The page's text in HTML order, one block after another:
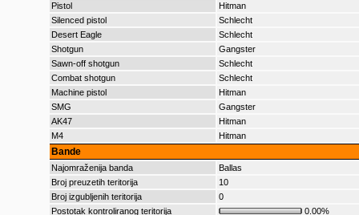
Pistol
Hitman
Silenced pistol
Schlecht
Desert Eagle
Schlecht
Shotgun
Gangster
Sawn-off shotgun
Schlecht
Combat shotgun
Schlecht
Machine pistol
Hitman
SMG
Gangster
AK47
Hitman
M4
Hitman
Bande
Najomraženija banda
Ballas
Broj preuzetih teritorija
10
Broj izgubljenih teritorija
0
Postotak kontroliranog teritorija
0.00%